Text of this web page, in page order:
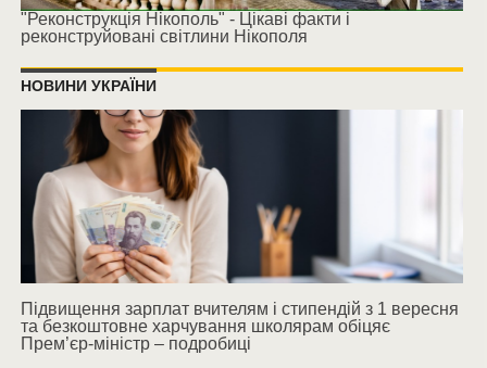
"Реконструкція Нікополь" - Цікаві факти і
реконструйовані світлини Нікополя
НОВИНИ УКРАЇНИ
Підвищення зарплат вчителям і стипендій з 1 вересня
та безкоштовне харчування школярам обіцяє
Прем’єр-міністр – подробиці